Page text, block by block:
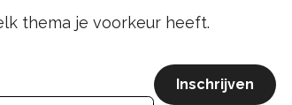
thema je voorkeur heeft.
Inschrijven